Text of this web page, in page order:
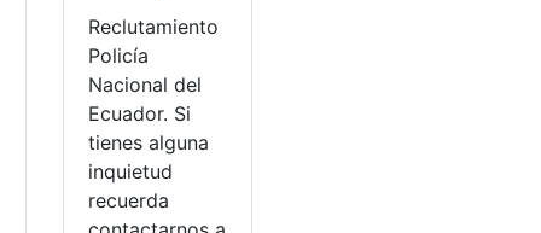
Reclutamiento
Policía
Nacional del
Ecuador. Si
tienes alguna
inquietud
recuerda